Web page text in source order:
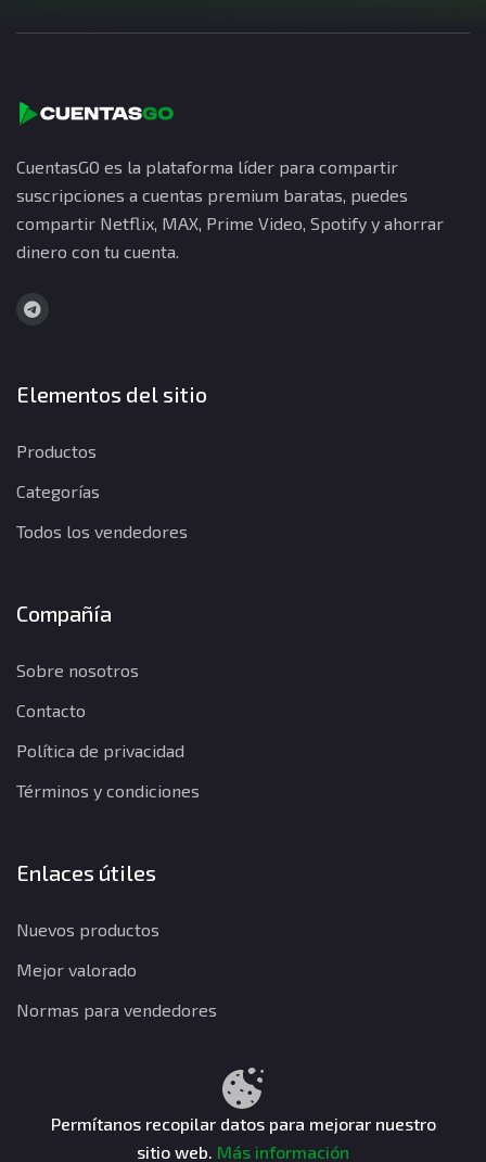
CuentasGO es la plataforma líder para compartir
suscripciones a cuentas premium baratas, puedes
compartir Netflix, MAX, Prime Video, Spotify y ahorrar
dinero con tu cuenta.
Elementos del sitio
Productos
Categorías
Todos los vendedores
Compañía
Sobre nosotros
Contacto
Política de privacidad
Términos y condiciones
Enlaces útiles
Nuevos productos
Mejor valorado
Normas para vendedores
Términos y condiciones
CuentasGO © 2026. Todos los derechos reservados.
Permítanos recopilar datos para mejorar nuestro
sitio web. Más información